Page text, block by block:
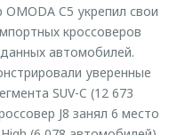
C5 укрепил свои
кроссоверов
автомобилей.
уверенные
SUV-C (12 673
J8 занял 6 место